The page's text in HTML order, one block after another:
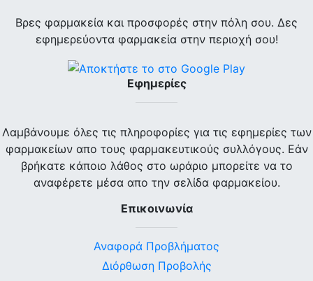
Βρες φαρμακεία και προσφορές στην πόλη σου. Δες
εφημερεύοντα φαρμακεία στην περιοχή σου!
Εφημερίες
Λαμβάνουμε όλες τις πληροφορίες για τις εφημερίες των
φαρμακείων απο τους φαρμακευτικούς συλλόγους. Εάν
βρήκατε κάποιο λάθος στο ωράριο μπορείτε να το
αναφέρετε μέσα απο την σελίδα φαρμακείου.
Επικοινωνία
Αναφορά Προβλήματος
Διόρθωση Προβολής